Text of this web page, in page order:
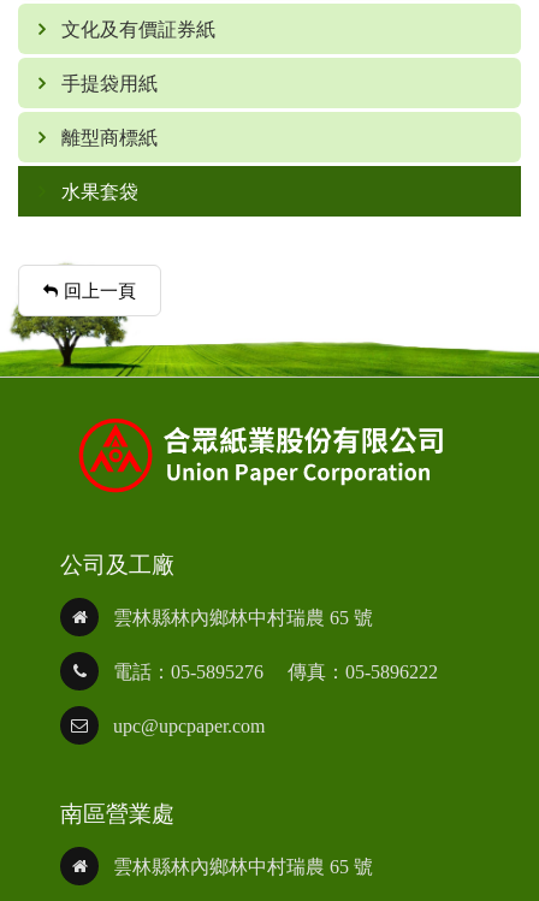
文化及有價証券紙
手提袋用紙
離型商標紙
水果套袋
回上一頁
公司及工廠
雲林縣林內鄉林中村瑞農 65 號
電話：05-5895276 傳真：05-5896222
upc@upcpaper.com
南區營業處
雲林縣林內鄉林中村瑞農 65 號